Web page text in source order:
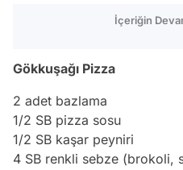
İçeriğin
Gökkuşağı Pizza
2 adet bazlama
1/2 SB pizza sosu
1/2 SB kaşar peyniri
4 SB renkli sebze (brokoli,